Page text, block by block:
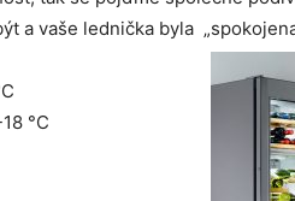
a vaše lednička byla
°C